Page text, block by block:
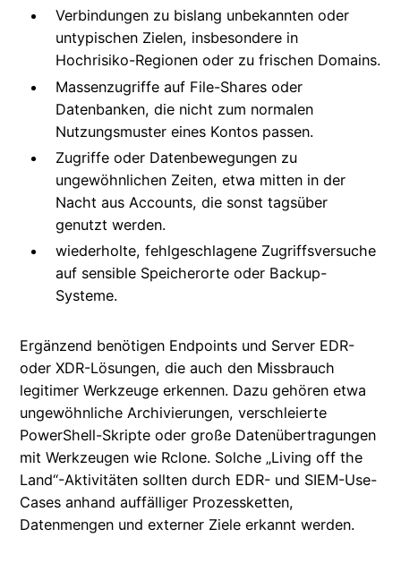
Verbindungen zu bislang unbekannten oder
untypischen Zielen, insbesondere in
Hochrisiko-Regionen oder zu frischen Domains.
Massenzugriffe auf File-Shares oder
Datenbanken, die nicht zum normalen
Nutzungsmuster eines Kontos passen.
Zugriffe oder Datenbewegungen zu
ungewöhnlichen Zeiten, etwa mitten in der
Nacht aus Accounts, die sonst tagsüber
genutzt werden.
wiederholte, fehlgeschlagene Zugriffsversuche
auf sensible Speicherorte oder Backup-
Systeme.
Ergänzend benötigen Endpoints und Server EDR-
oder XDR-Lösungen, die auch den Missbrauch
legitimer Werkzeuge erkennen. Dazu gehören etwa
ungewöhnliche Archivierungen, verschleierte
PowerShell-Skripte oder große Datenübertragungen
mit Werkzeugen wie Rclone. Solche „Living off the
Land“-Aktivitäten sollten durch EDR- und SIEM-Use-
Cases anhand auffälliger Prozessketten,
Datenmengen und externer Ziele erkannt werden.